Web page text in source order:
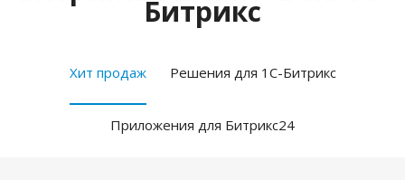
Битрикс
Хит продаж Решения для 1С-Битрикс
Приложения для Битрикс24